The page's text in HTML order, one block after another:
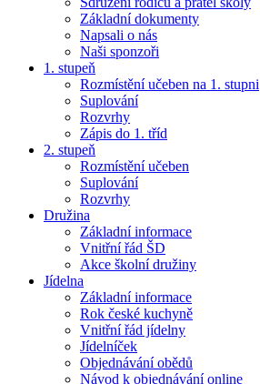
Základní dokumenty
Napsali o nás
Naši sponzoři
1. stupeň
Rozmístění učeben na 1. stupni
Suplování
Rozvrhy
Zápis do 1. tříd
2. stupeň
Rozmístění učeben
Suplování
Rozvrhy
Družina
Základní informace
Vnitřní řád ŠD
Akce školní družiny
Jídelna
Základní informace
Rok české kuchyně
Vnitřní řád jídelny
Jídelníček
Objednávání obědů
Návod k objednávání online